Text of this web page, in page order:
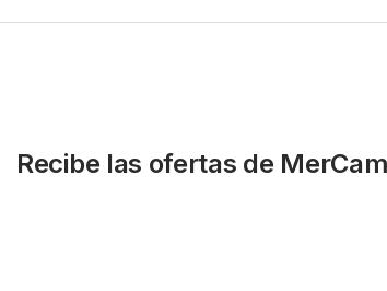
Recibe las ofertas de